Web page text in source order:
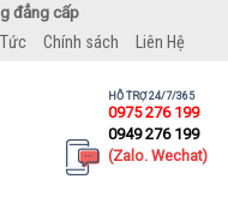
đẳng cấp
Chính sách Liên Hệ
HỖ TRỢ 24/7/365
0975 276 199
0949 276 199
(Zalo. Wechat)